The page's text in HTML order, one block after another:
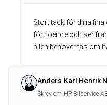
Stort tack för dina fina
förtroende och ser
bilen behöver tas om
Anders Karl Henrik N
Skrev om HP Bilservice